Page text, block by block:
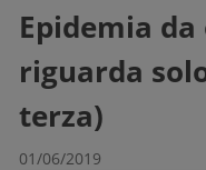
Epidemia
riguarda
terza)
01/06/2019